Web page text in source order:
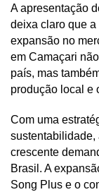
A apresentação
deixa claro que
expansão no
em Camaçari
país, mas
produção local e
Com uma
sustentabilidade,
crescente
Brasil. A
Song Plus e o